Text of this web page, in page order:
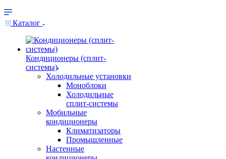
Каталог
Кондиционеры (сплит-
системы)
Холодильные установки
Моноблоки
Холодильные
сплит-системы
Мобильные
кондиционеры
Климатизаторы
Промышленные
Настенные